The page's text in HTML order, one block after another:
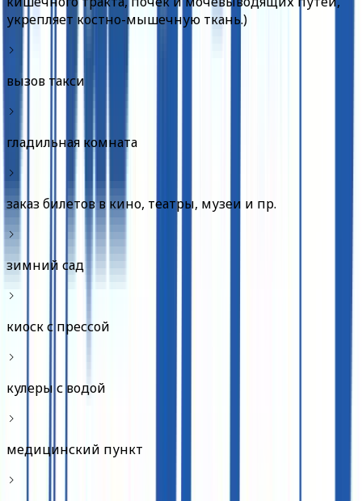
укрепляет костно-мышечную ткань.)
вызов такси
гладильная комната
заказ билетов в кино, театры, музеи и пр.
зимний сад
киоск с прессой
кулеры с водой
медицинский пункт